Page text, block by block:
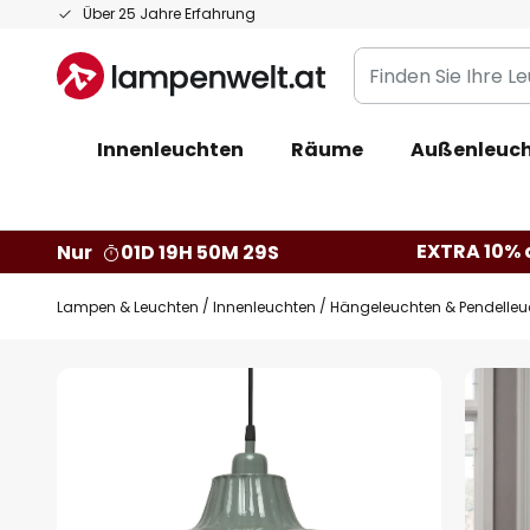
Über 25 Jahre Erfahrung
Zum
springen
Finden
Sie
Leuchte...
Innenleuchten Räume
Nur
01D 19H 50M 28S EXTRA
Lampen & Leuchten Innenleuchten Hängeleuchten &